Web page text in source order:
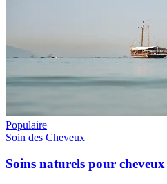
Populaire
Soin des Cheveux
Soins naturels pour